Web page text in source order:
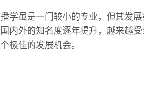
学虽是一门较小的专业，但其发
内外的知名度逐年提升，越来越
极佳的发展机会。